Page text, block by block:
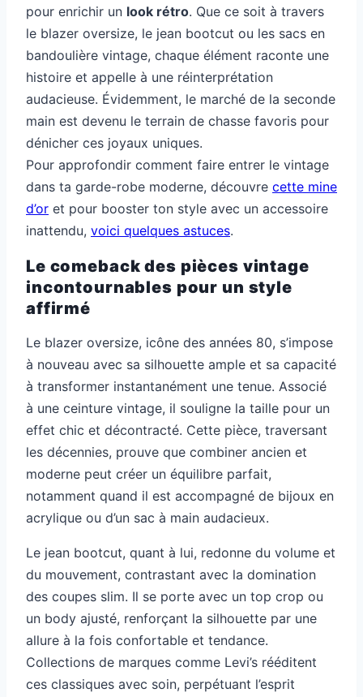
pour enrichir un look rétro. Que ce soit à travers
le blazer oversize, le jean bootcut ou les sacs en
bandoulière vintage, chaque élément raconte une
histoire et appelle à une réinterprétation
audacieuse. Évidemment, le marché de la seconde
main est devenu le terrain de chasse favoris pour
dénicher ces joyaux uniques.
Pour approfondir comment faire entrer le vintage
dans ta garde-robe moderne, découvre cette mine
d’or et pour booster ton style avec un accessoire
inattendu, voici quelques astuces.
Le comeback des pièces vintage
incontournables pour un style
affirmé
Le blazer oversize, icône des années 80, s’impose
à nouveau avec sa silhouette ample et sa capacité
à transformer instantanément une tenue. Associé
à une ceinture vintage, il souligne la taille pour un
effet chic et décontracté. Cette pièce, traversant
les décennies, prouve que combiner ancien et
moderne peut créer un équilibre parfait,
notamment quand il est accompagné de bijoux en
acrylique ou d’un sac à main audacieux.
Le jean bootcut, quant à lui, redonne du volume et
du mouvement, contrastant avec la domination
des coupes slim. Il se porte avec un top crop ou
un body ajusté, renforçant la silhouette par une
allure à la fois confortable et tendance.
Collections de marques comme Levi’s rééditent
ces classiques avec soin, perpétuant l’esprit